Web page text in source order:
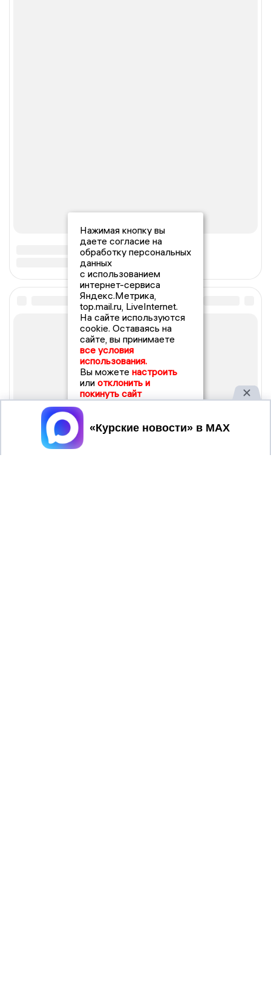
Нажимая кнопку вы
даете согласие на
обработку персональных
данных
с использованием
интернет-сервиса
Яндекс.Метрика,
top.mail.ru, LiveInternet.
На сайте используются
cookie. Оставаясь на
сайте, вы принимаете
все условия
использования.
Вы можете настроить
или отклонить и
покинуть сайт
Принять